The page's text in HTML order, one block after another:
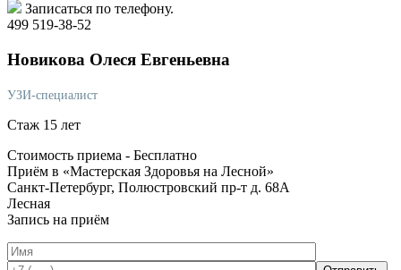
Записаться по телефону.
499 519-38-52
Новикова Олеся Евгеньевна
УЗИ-специалист
Стаж 15 лет
Стоимость приема - Бесплатно
Приём в «Мастерская Здоровья на Лесной»
Санкт-Петербург, Полюстровский пр-т д. 68А
Лесная
Запись на приём